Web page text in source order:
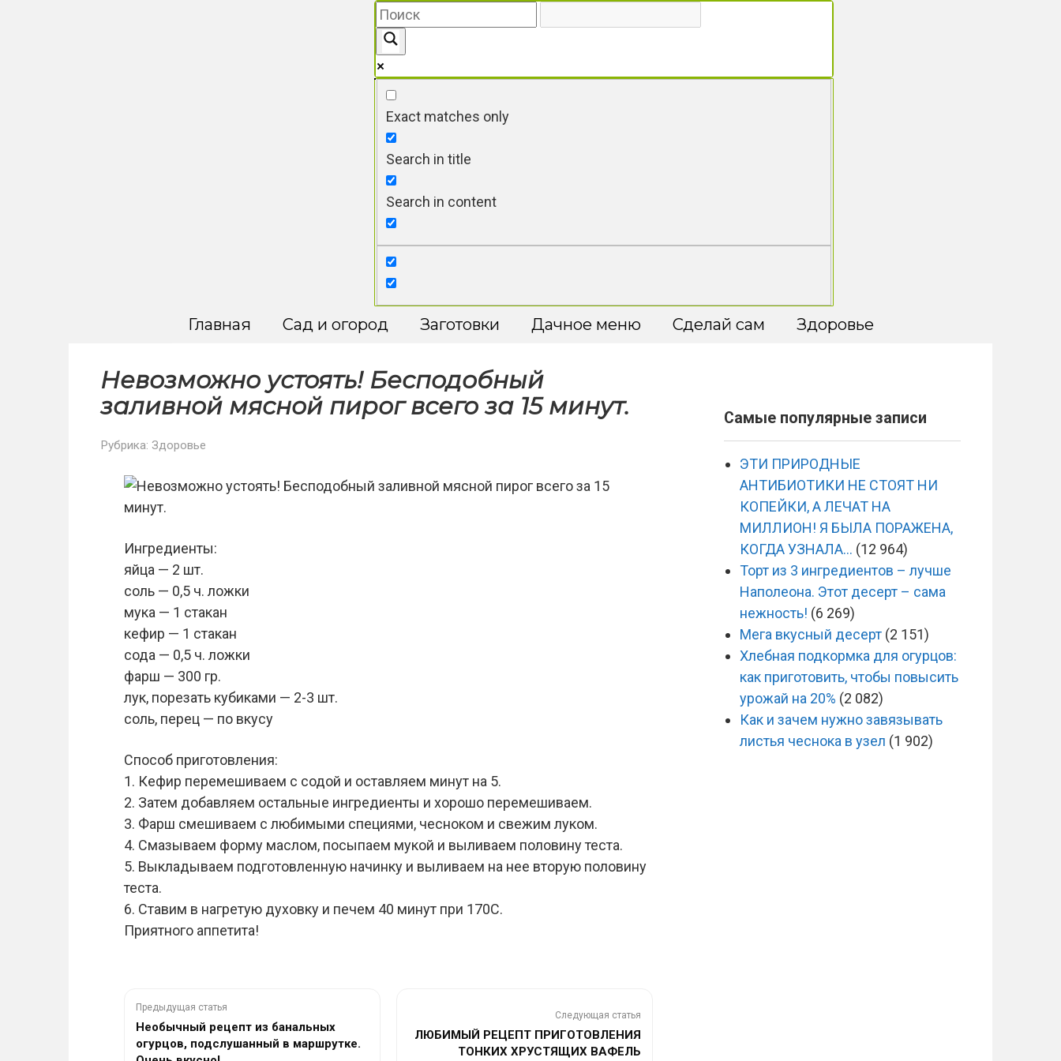
Exact matches only
Search in title
Search in content
Главная Сад и огород Заготовки Дачное меню Сделай сам Здоровье
Невозможно устоять! Бесподобный
заливной мясной пирог всего за 15 минут.
Рубрика: Здоровье
Ингредиенты:
яйца — 2 шт.
соль — 0,5 ч. ложки
мука — 1 стакан
кефир — 1 стакан
сода — 0,5 ч. ложки
фарш — 300 гр.
лук, порезать кубиками — 2-3 шт.
соль, перец — по вкусу
Способ приготовления:
1. Кефир перемешиваем с содой и оставляем минут на 5.
2. Затем добавляем остальные ингредиенты и хорошо перемешиваем.
3. Фарш смешиваем с любимыми специями, чесноком и свежим луком.
4. Смазываем форму маслом, посыпаем мукой и выливаем половину теста.
5. Выкладываем подготовленную начинку и выливаем на нее вторую половину
теста.
6. Ставим в нагретую духовку и печем 40 минут при 170C.
Приятного аппетита!
Предыдущая статья
Необычный рецепт из банальных
огурцов, подслушанный в маршрутке.
Следующая статья
ЛЮБИМЫЙ РЕЦЕПТ ПРИГОТОВЛЕНИЯ
ТОНКИХ ХРУСТЯЩИХ ВАФЕЛЬ
Самые популярные записи
ЭТИ ПРИРОДНЫЕ
АНТИБИОТИКИ НЕ СТОЯТ НИ
КОПЕЙКИ, А ЛЕЧАТ НА
МИЛЛИОН! Я БЫЛА ПОРАЖЕНА,
КОГДА УЗНАЛА… (12 964)
Торт из 3 ингредиентов – лучше
Наполеона. Этот десерт – сама
нежность! (6 269)
Мега вкусный десерт (2 151)
Хлебная подкормка для огурцов:
как приготовить, чтобы повысить
урожай на 20% (2 082)
Как и зачем нужно завязывать
листья чеснока в узел (1 902)